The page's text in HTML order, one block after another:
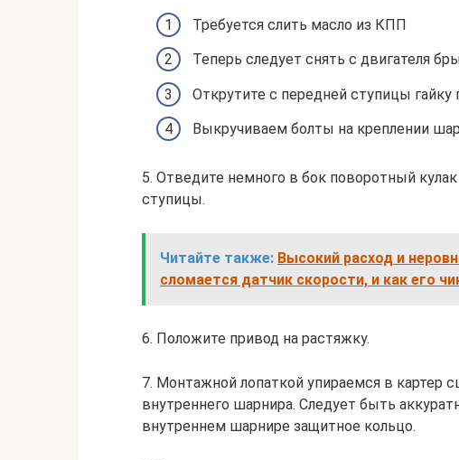
Требуется слить масло из КПП
Теперь следует снять с двигателя
Открутите с передней ступицы гайку
Выкручиваем болты на креплении
5. Отведите немного в бок поворотный
ступицы.
Читайте также: Высокий расход и
сломается датчик скорости, и как его
6. Положите привод на растяжку.
7. Монтажной лопаткой упираемся в картер
внутреннего шарнира. Следует быть
внутреннем шарнире защитное кольцо.